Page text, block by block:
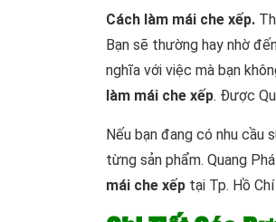
Cách làm mái che xếp.
Bạn sẽ thường hay nhờ
nghĩa với việc mà bạn
làm mái che xếp. Được
Nếu bạn đang có nhu cầu
từng sản phẩm. Quang
mái che xếp tại Tp. Hồ